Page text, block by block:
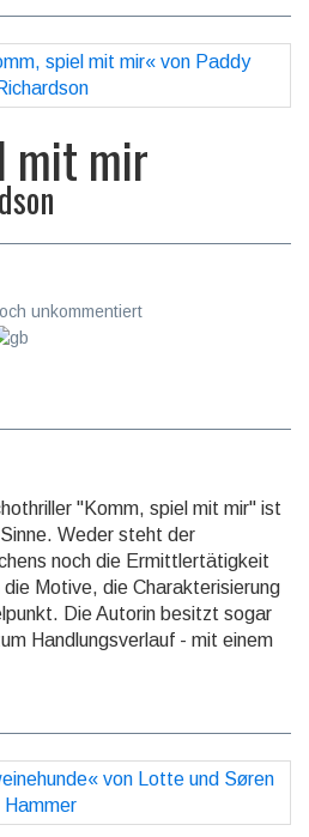
mit mir
unkommentiert
"Komm, spiel mit mir" ist
Weder steht der
noch die Ermittlertätigkeit
Motive, die Charakterisierung
Die Autorin besitzt sogar
Handlungsverlauf - mit einem